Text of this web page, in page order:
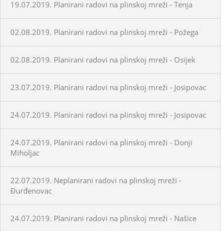
19.07.2019. Planirani radovi na plinskoj mreži - Tenja
02.08.2019. Planirani radovi na plinskoj mreži - Požega
02.08.2019. Planirani radovi na plinskoj mreži - Osijek
23.07.2019. Planirani radovi na plinskoj mreži - Josipovac
24.07.2019. Planirani radovi na plinskoj mreži - Josipovac
24.07.2019. Planirani radovi na plinskoj mreži - Donji
Miholjac
22.07.2019. Neplanirani radovi na plinskoj mreži -
Đurđenovac
24.07.2019. Planirani radovi na plinskoj mreži - Našice